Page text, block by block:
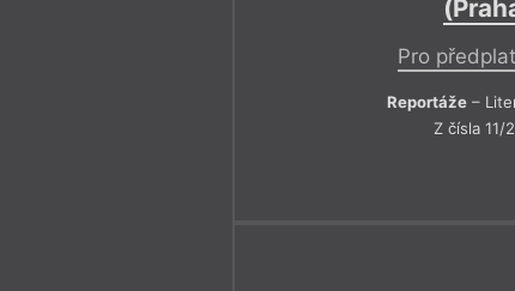
Pro
Reportáže –
Z čísla 11/